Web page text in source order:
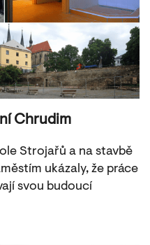
Chrudim
Strojařů a na stavbě
ukázaly, že práce
svou budoucí